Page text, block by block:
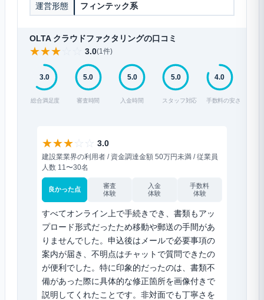
運営形態 フィンテック系
OLTA クラウドファクタリングの口コミ
★★★ 3.0(1件)
3.0
総合満足度
5.0
審査時間
5.0
入金時間
5.0
スタッフ対応
4.0
手数料の安さ
★★★☆ ☆ 3.0
建設業業界の利用者 / 資金調達金額 50万円未満 / 従業員
人数 11〜30名
良かった点
審査
体験
入金
体験
手数料
体験
すべてオンライン上で手続きでき、書類もアッ
プロード形式だったため移動や郵送の手間があ
りませんでした。申込後はメールで必要事項の
案内が届き、不明点はチャットで質問できたの
が便利でした。特に印象的だったのは、書類不
備があった際に具体的な修正箇所を画像付きで
説明してくれたことです。非対面でも丁寧さを